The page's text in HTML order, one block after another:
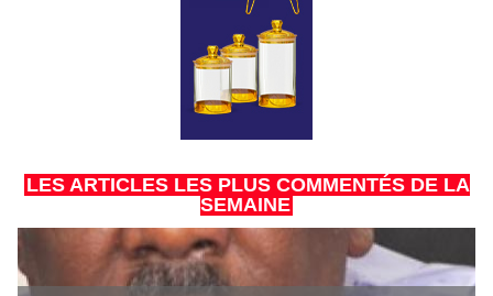
LES ARTICLES LES PLUS COMMENTÉS DE LA
SEMAINE